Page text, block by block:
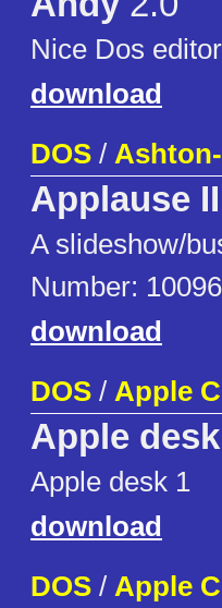
Nice Dos
download
DOS /
Applause II
A slideshow/
Number:
download
DOS / Apple
Apple
Apple desk 1
download
DOS / Apple